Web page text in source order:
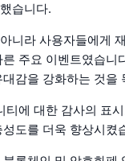
습니다.
니라 사용자들에게
주요 이벤트였습니
감을 강화하는 것을
에 대한 감사의 표
도를 더욱 향상시켰